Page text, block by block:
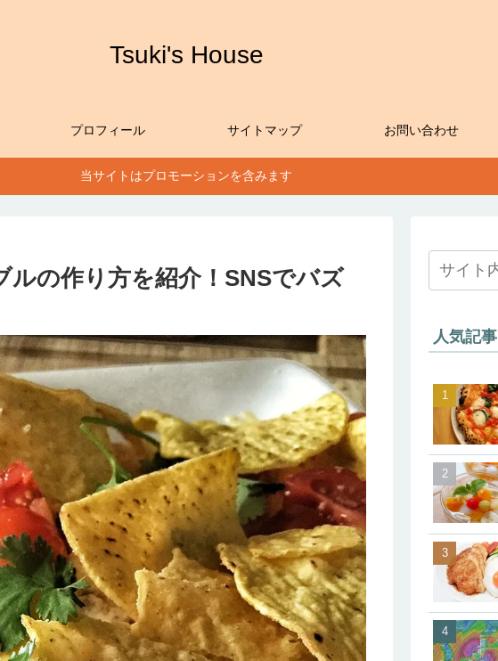
Tsuki's House
プロフィール サイトマップ お問い合わせ
当サイトはプロモーションを含みます
の作り方を紹介！SNSでバズ
人気記事